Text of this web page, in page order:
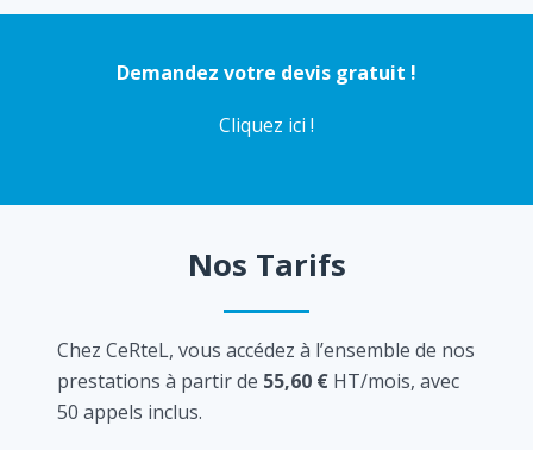
Demandez votre devis gratuit !
Cliquez ici !
Nos Tarifs
Chez CeRteL, vous accédez à l’ensemble de nos
prestations à partir de 55,60 € HT/mois, avec
50 appels inclus.